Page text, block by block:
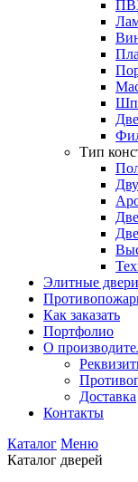
Тип
Элитные двери
Как заказать
Портфолио
О
Доставка
Контакты
Каталог Меню
Каталог дверей